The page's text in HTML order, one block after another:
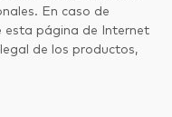
En caso de
esta página de Internet
de los productos,